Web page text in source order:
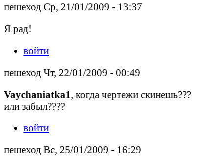
пешеход Ср, 21/01/2009 - 13:37
Я рад!
войти
пешеход Чт, 22/01/2009 - 00:49
Vaychaniatka1
, когда чертежи скинешь???
или забыл????
войти
пешеход Вс, 25/01/2009 - 16:29